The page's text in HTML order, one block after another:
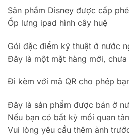
Sản phẩm Disney được cấp
Ốp lưng ipad hình cây huệ
Gói đặc điểm kỹ thuật ở nước
Đây là một mặt hàng mới,
Đi kèm với mã QR cho phép
Đây là sản phẩm được bán ở
Nếu bạn có bất kỳ mối quan
Vui lòng yêu cầu thêm ảnh